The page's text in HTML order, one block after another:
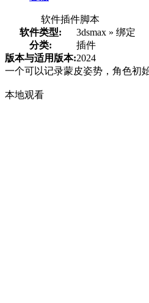
软件插件脚本
软件类型:
3dsmax » 绑定
分类:
插件
版本与适用版本:2024
一个可以记录蒙皮姿势，角色初
本地观看